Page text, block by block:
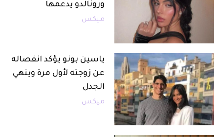
ورونالدو يدعمها
ميكس
ياسين بونو يؤكد انفصاله
عن زوجته لأول مرة وينهي
الجدل
ميكس